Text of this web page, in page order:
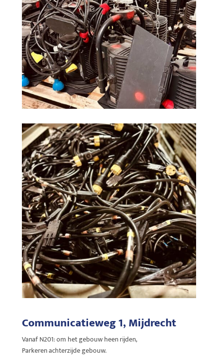
Communicatieweg 1, Mijdrecht
Vanaf N201: om het gebouw heen rijden,
Parkeren achterzijde gebouw.